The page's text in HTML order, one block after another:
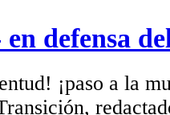
defensa
¡paso a la